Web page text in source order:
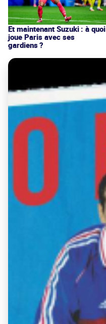
Et maintenant Suzuki : à quoi
joue Paris avec ses
gardiens ?